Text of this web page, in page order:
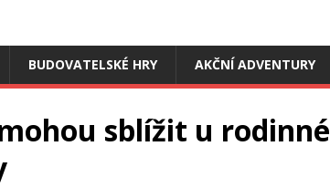
BUDOVATELSKÉ HRY AKČNÍ ADVENTURY
sblížit u rodinné